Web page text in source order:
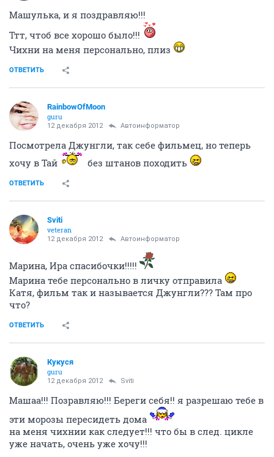
Машулька, и я поздравляю!!!
Ттт, чтоб все хорошо было!!!
Чихни на меня персонально, плиз
ОТВЕТИТЬ
RainbowOfMoon
guru
12 декабря 2012 Автоинформатор
Посмотрела Джунгли, так себе фильмец, но теперь
хочу в Тай
без штанов походить
ОТВЕТИТЬ
Sviti
veteran
12 декабря 2012 Автоинформатор
Марина, Ира спасибочки!!!!!
Марина тебе персонально в личку отправила
Катя, фильм так и называется Джунгли??? Там про
что?
ОТВЕТИТЬ
Кукуся
guru
12 декабря 2012 Sviti
Машаа!!! Позравляю!!! Береги себя!! я разрешаю тебе в
эти морозы пересидеть дома
на меня чихнии как следует!!! что бы в след. цикле
уже начать, очень уже хочу!!!